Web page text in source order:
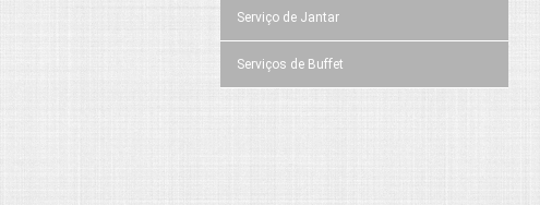
Serviço de Jantar
Serviços de Buffet